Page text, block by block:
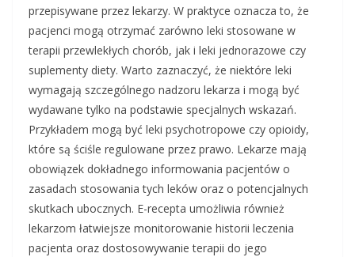
przepisywane przez lekarzy. W praktyce oznacza to, że
pacjenci mogą otrzymać zarówno leki stosowane w
terapii przewlekłych chorób, jak i leki jednorazowe czy
suplementy diety. Warto zaznaczyć, że niektóre leki
wymagają szczególnego nadzoru lekarza i mogą być
wydawane tylko na podstawie specjalnych wskazań.
Przykładem mogą być leki psychotropowe czy opioidy,
które są ściśle regulowane przez prawo. Lekarze mają
obowiązek dokładnego informowania pacjentów o
zasadach stosowania tych leków oraz o potencjalnych
skutkach ubocznych. E-recepta umożliwia również
lekarzom łatwiejsze monitorowanie historii leczenia
pacjenta oraz dostosowywanie terapii do jego